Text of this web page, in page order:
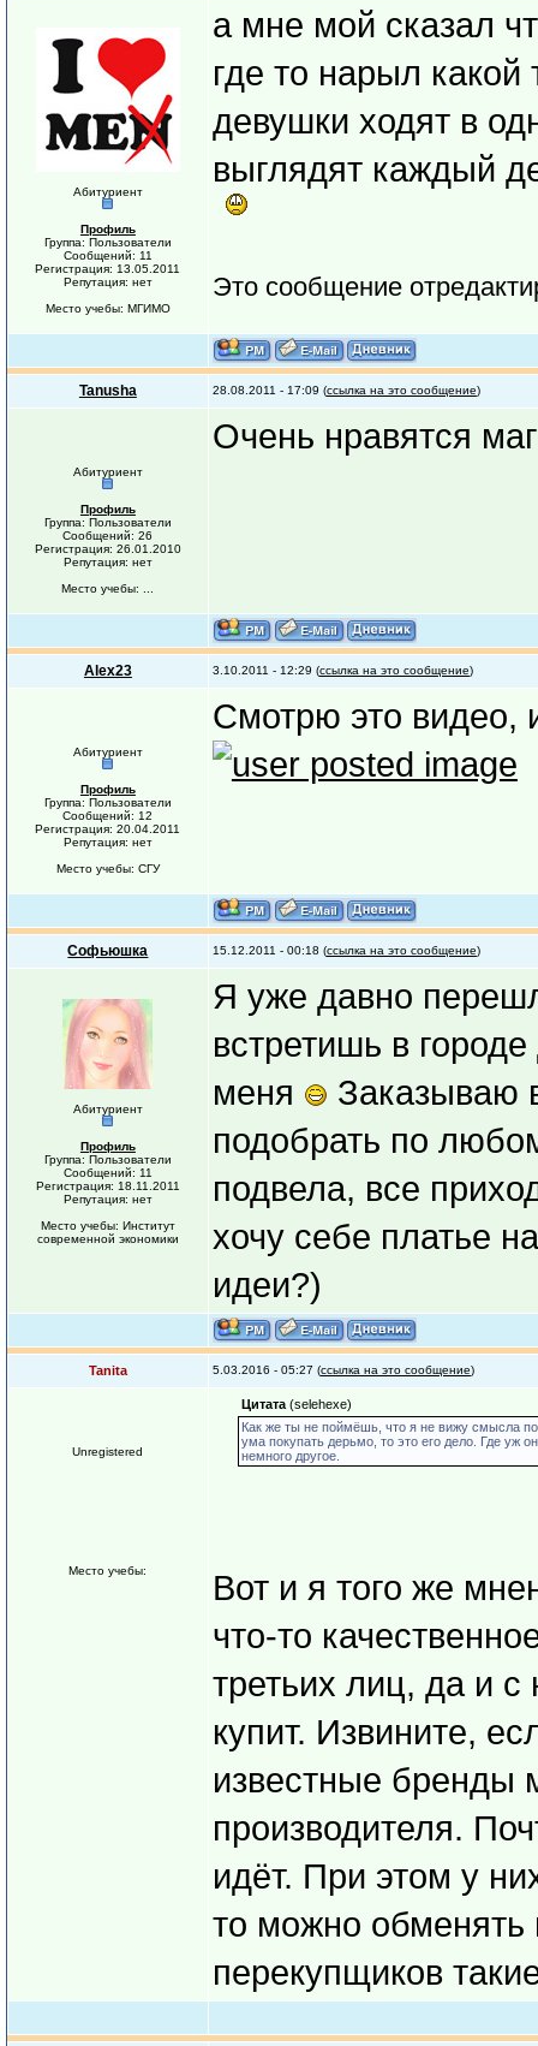
Абитуриент
Профиль
Группа: Пользователи
Сообщений: 11
Регистрация: 13.05.2011
Репутация: нет
Место учебы: МГИМО
а мне мой сказал
где то нарыл какой
девушки ходят в
выглядят каждый
Это сообщение
Tanusha 28.08.2011 - 17:09 (ссылка на это сообщение)
Абитуриент
Профиль
Группа: Пользователи
Сообщений: 26
Регистрация: 26.01.2010
Репутация: нет
Место учебы: ...
Очень нравятся
Alex23 3.10.2011 - 12:29 (ссылка на это сообщение)
Абитуриент
Профиль
Группа: Пользователи
Сообщений: 12
Регистрация: 20.04.2011
Репутация: нет
Место учебы: СГУ
Смотрю это видео,
Софьюшка 15.12.2011 - 00:18 (ссылка на это сообщение)
Абитуриент
Профиль
Группа: Пользователи
Сообщений: 11
Регистрация: 18.11.2011
Репутация: нет
Место учебы: Институт
современной экономики
Я уже давно
встретишь в
меня
Заказываю
подобрать по
подвела, все
хочу себе платье
идеи?)
Tanita 5.03.2016 - 05:27 (ссылка на это сообщение)
Unregistered
Место учебы:
Цитата(selehexe)
Как же ты не поймёшь, что я не вижу смысла
ума покупать дерьмо, то это его дело. Где уж
немного другое.
Вот и я того же
что-то
третьих лиц, да и с
купит. Извините,
известные бренды
производителя.
идёт. При этом у
то можно обменять
перекупщиков